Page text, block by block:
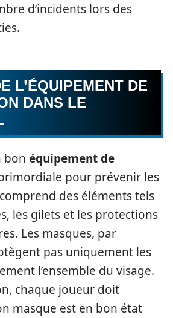
d’incidents lors des
L’ÉQUIPEMENT DE
DANS LE
bon équipement de
pour prévenir les
des éléments tels
les gilets et les protections
Les masques, par
pas uniquement les
l’ensemble du visage.
chaque joueur doit
masque est en bon état